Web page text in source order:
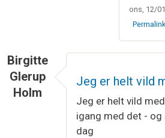
ons, 12/
Permalink
Birgitte
Glerup
Holm
Jeg er helt vild
Jeg er helt vild
igang med det -
dag